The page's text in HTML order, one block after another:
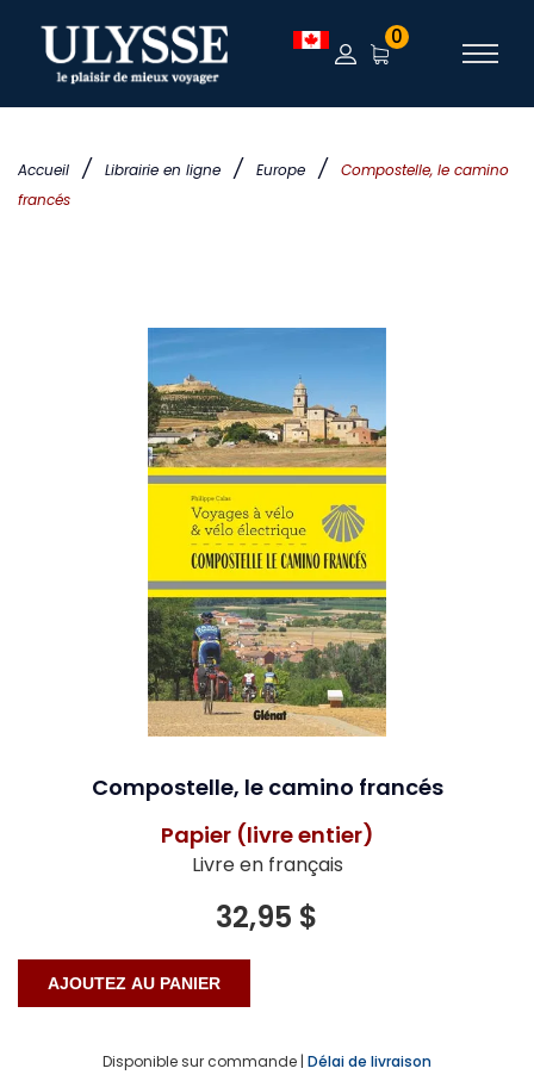
Accueil / Librairie en ligne / Europe /
Compostelle, le camino
francés
0
Compostelle, le camino francés
Papier (livre entier)
Livre en français
32,95 $
Disponible sur commande | Délai de livraison